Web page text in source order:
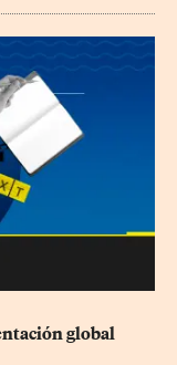
global